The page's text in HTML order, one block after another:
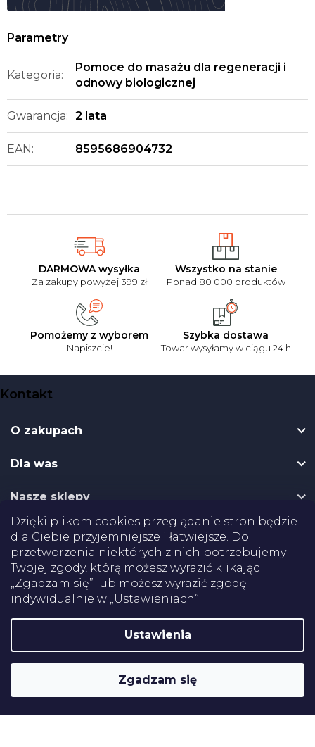
Dzięki plikom cookies przeglądanie stron będzie
dla Ciebie przyjemniejsze i łatwiejsze. Do
przetworzenia niektórych z nich potrzebujemy
Twojej zgody, którą możesz wyrazić klikając
„Zgadzam się” lub możesz wyrazić zgodę
indywidualnie w „Ustawieniach”.
Ustawienia
Zgadzam się
DARMOWA wysyłka
Za zakupy powyżej 399 zł
Wszystko na stanie
Ponad 80 000 produktów
Pomożemy z wyborem
Napiszcie!
Szybka dostawa
Towar wysyłamy w ciągu 24 h
Kategoria:
Pomoce do masażu dla regeneracji i
odnowy biologicznej
Gwarancja: 2 lata
EAN: 8595686904732
t
Kontakt
O zakupach
Dla was
Nasze sklepy
Certifikaty
Dostawa
Płatności
Pomoce rehabilitacyjne
Edytuj ustawienia plików cookie